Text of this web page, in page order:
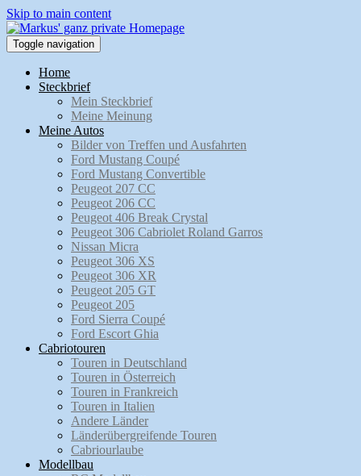
Skip to main content
Toggle navigation
Home
Steckbrief
Mein Steckbrief
Meine Meinung
Meine Autos
Bilder von Treffen und Ausfahrten
Ford Mustang Coupé
Ford Mustang Convertible
Peugeot 207 CC
Peugeot 206 CC
Peugeot 406 Break Crystal
Peugeot 306 Cabriolet Roland Garros
Nissan Micra
Peugeot 306 XS
Peugeot 306 XR
Peugeot 205 GT
Peugeot 205
Ford Sierra Coupé
Ford Escort Ghia
Cabriotouren
Touren in Deutschland
Touren in Österreich
Touren in Frankreich
Touren in Italien
Andere Länder
Länderübergreifende Touren
Cabriourlaube
Modellbau